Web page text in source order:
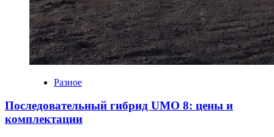
Разное
Последовательный гибрид UMO 8: цены и
комплектации